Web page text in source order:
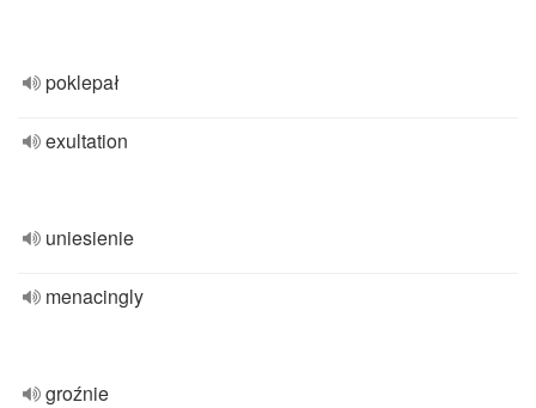
poklepał
exultation
uniesienie
menacingly
groźnie